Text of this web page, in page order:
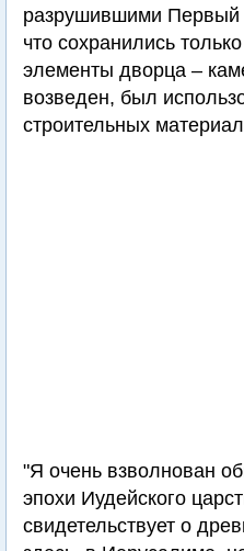
разрушившими Первый
что сохранились
элементы дворца –
возведен, был
строительных
"Я очень взволнован
эпохи Иудейского
свидетельствует о